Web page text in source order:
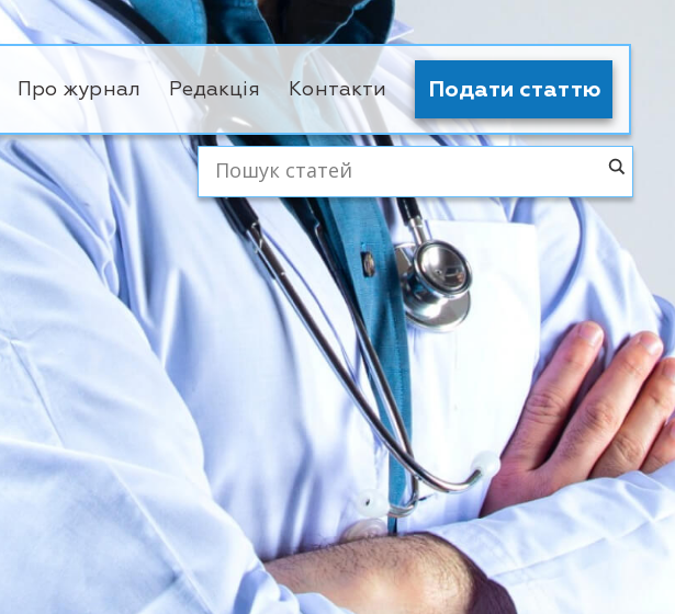
Про журнал Редакція Контакти Подати статтю